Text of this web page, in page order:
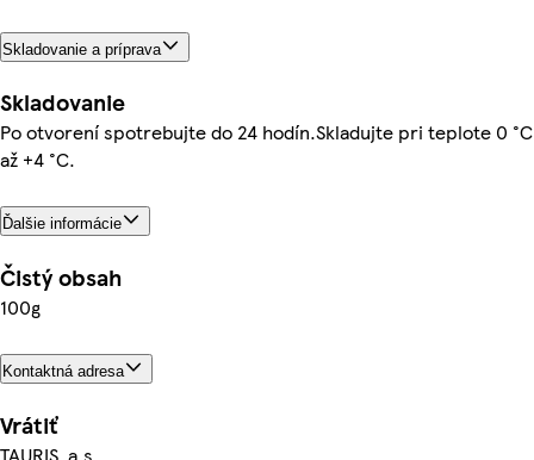
Skladovanie a príprava
Skladovanie
Po otvorení spotrebujte do 24 hodín.Skladujte pri teplote 0 °C
až +4 °C.
Ďalšie informácie
Čistý obsah
100g
Kontaktná adresa
Vrátiť